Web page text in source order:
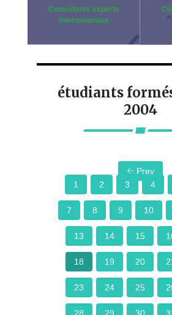
Consultants experts
internationaux
étudiants
2004
Prev
1
2 3 4
7 8 9 10
13 14 15
18 19 20
23 24 25